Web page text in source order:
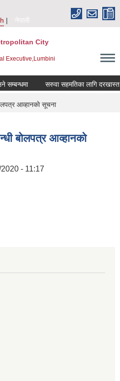
नेपाली
City
Executive,Lumbini
सरुवा सहमतिका लागि दरखास्त
आव्हानकाे सूचना
बाेलपत्र आव्हानकाे
- 11:17